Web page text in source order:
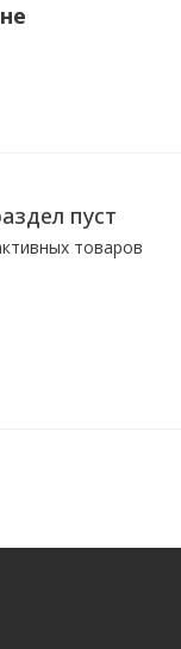
пуст
товаров